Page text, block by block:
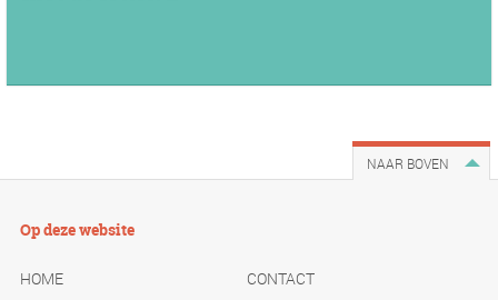
NAAR BOVEN
Op deze website
HOME
CONTACT